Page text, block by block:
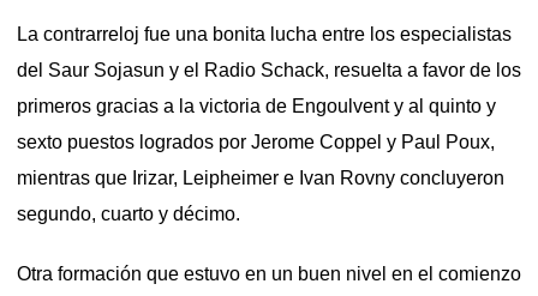
La contrarreloj fue una bonita lucha entre los especialistas
del Saur Sojasun y el Radio Schack, resuelta a favor de los
primeros gracias a la victoria de Engoulvent y al quinto y
sexto puestos logrados por Jerome Coppel y Paul Poux,
mientras que Irizar, Leipheimer e Ivan Rovny concluyeron
segundo, cuarto y décimo.
Otra formación que estuvo en un buen nivel en el comienzo